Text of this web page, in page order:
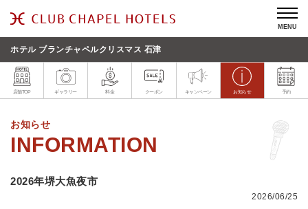
MENU
ホテル ブランチャペルクリスマス 石津
店舗TOP ギャラリー 料金 クーポン キャンペーン お知らせ 予約
お知らせ
2026年堺大魚夜市
2026/06/25